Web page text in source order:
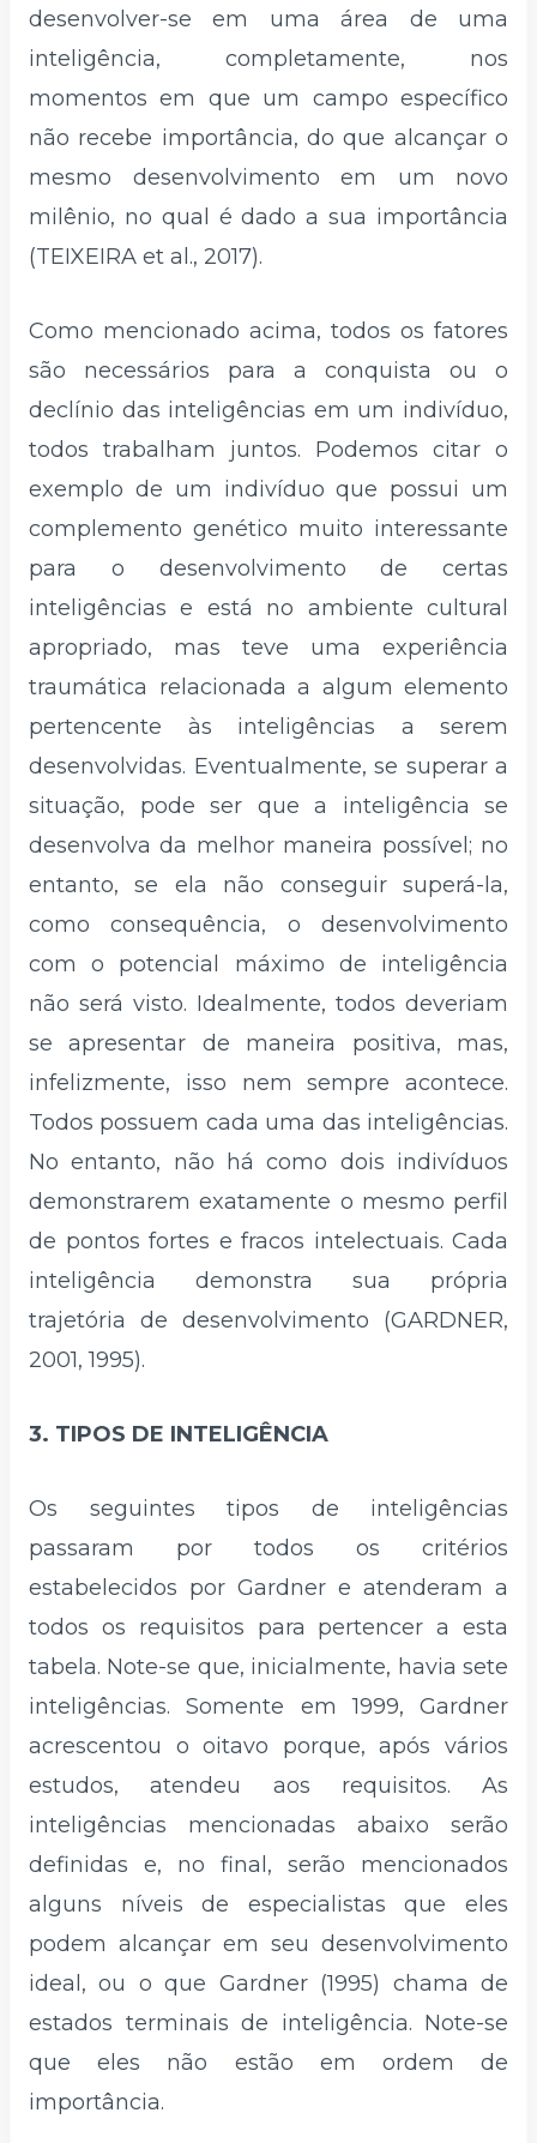
desenvolver-se em uma área de uma
inteligência, completamente, nos
momentos em que um campo específico
não recebe importância, do que alcançar o
mesmo desenvolvimento em um novo
milênio, no qual é dado a sua importância
(TEIXEIRA et al., 2017).
Como mencionado acima, todos os fatores
são necessários para a conquista ou o
declínio das inteligências em um indivíduo,
todos trabalham juntos. Podemos citar o
exemplo de um indivíduo que possui um
complemento genético muito interessante
para o desenvolvimento de certas
inteligências e está no ambiente cultural
apropriado, mas teve uma experiência
traumática relacionada a algum elemento
pertencente às inteligências a serem
desenvolvidas. Eventualmente, se superar a
situação, pode ser que a inteligência se
desenvolva da melhor maneira possível; no
entanto, se ela não conseguir superá-la,
como consequência, o desenvolvimento
com o potencial máximo de inteligência
não será visto. Idealmente, todos deveriam
se apresentar de maneira positiva, mas,
infelizmente, isso nem sempre acontece.
Todos possuem cada uma das inteligências.
No entanto, não há como dois indivíduos
demonstrarem exatamente o mesmo perfil
de pontos fortes e fracos intelectuais. Cada
inteligência demonstra sua própria
trajetória de desenvolvimento (GARDNER,
2001, 1995).
3. TIPOS DE INTELIGÊNCIA
Os seguintes tipos de inteligências
passaram por todos os critérios
estabelecidos por Gardner e atenderam a
todos os requisitos para pertencer a esta
tabela. Note-se que, inicialmente, havia sete
inteligências. Somente em 1999, Gardner
acrescentou o oitavo porque, após vários
estudos, atendeu aos requisitos. As
inteligências mencionadas abaixo serão
definidas e, no final, serão mencionados
alguns níveis de especialistas que eles
podem alcançar em seu desenvolvimento
ideal, ou o que Gardner (1995) chama de
estados terminais de inteligência. Note-se
que eles não estão em ordem de
importância.